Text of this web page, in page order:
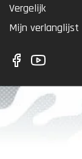
Vergelijk
Mijn verlanglijst